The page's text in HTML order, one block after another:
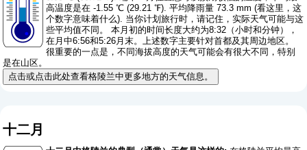
高温度是在 -1.55 ℃ (29.21 ℉). 平均降雨量 73.3 mm (看这里，这
个数字意味着什么). 当你计划旅行时，请记住，实际天气可能与这
些平均值不同。 本月初的时间长度大约为8:32（小时和分钟），
在月中6:56和5:26月末。上述数字主要针对首都及其周边地区。
很重要的一点是，不同海拔高度的天气可能会有很大不同，特别
是在山区。
点击或点击此处查看格陵兰中更多地方的天气信息。
十二月